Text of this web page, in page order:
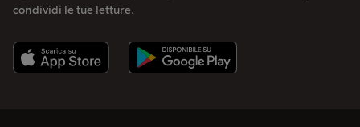
condividi le tue letture.